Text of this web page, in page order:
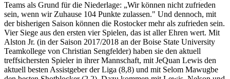
Teams als Grund für die Niederlage: „Wir können nicht zufrieden
sein, wenn wir Zuhause 104 Punkte zulassen." Und dennoch, mit
der bisherigen Saison können die Rostocker mehr als zufrieden sein.
Vier Siege aus den ersten vier Spielen, das ist aller Ehren wert. Mit
Alston Jr. (in der Saison 2017/2018 an der Boise State University
Teamkollege von Christian Sengfelder) haben sie den aktuell
treffsichersten Spieler in ihrer Mannschaft, mit JeQuan Lewis den
aktuell besten Assistgeber der Liga (8,8) und mit Selom Mawugbe